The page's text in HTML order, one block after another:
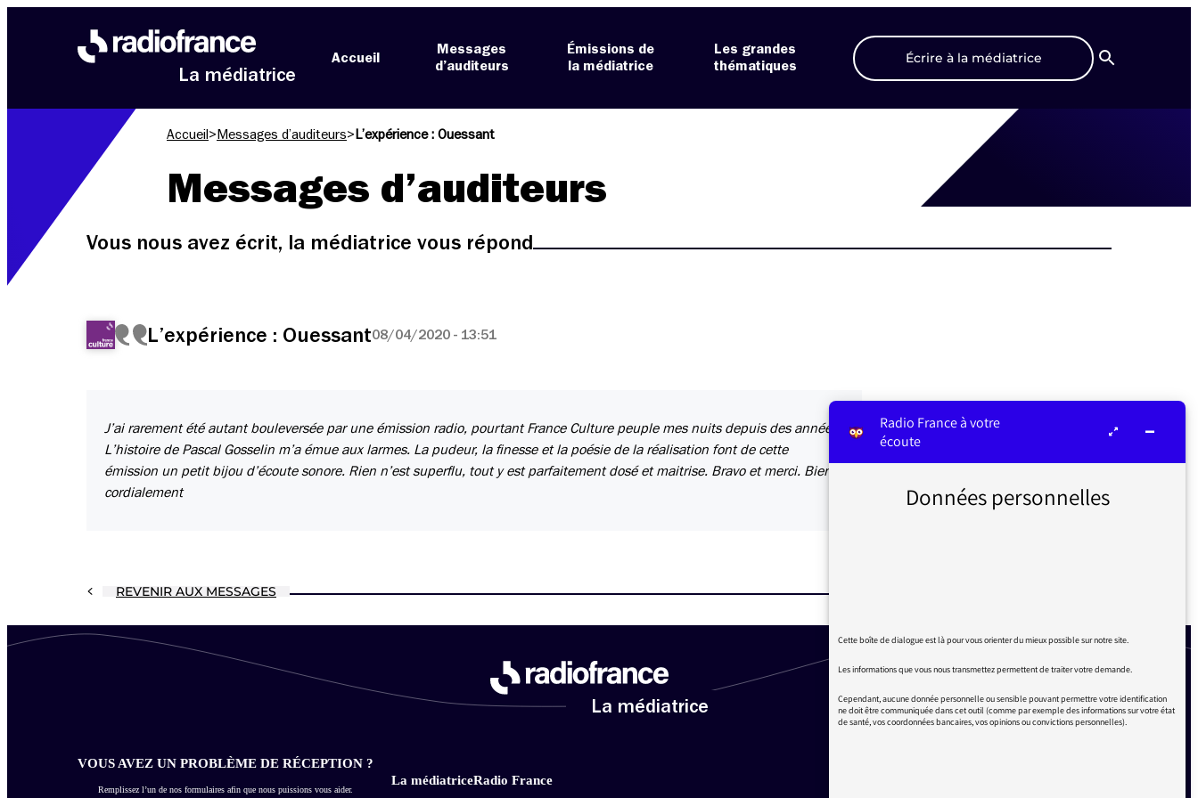
La médiatrice
Accueil
Messages
d’auditeurs
Émissions de
la médiatrice
Les grandes
thématiques
Écrire à la médiatrice
Recherche
Accueil > Messages d’auditeurs> L’expérience : Ouessant
Messages d’auditeurs
Vous nous avez écrit, la médiatrice vous répond
L’expérience : Ouessant08/04/2020 - 13:51
J’ai rarement été autant bouleversée par une émission radio, pourtant France Culture peuple mes nuits depuis des années.
L’histoire de Pascal Gosselin m’a émue aux larmes. La pudeur, la finesse et la poésie de la réalisation font de cette
émission un petit bijou d’écoute sonore. Rien n’est superflu, tout y est parfaitement dosé et maitrise. Bravo et merci. Bien
cordialement
REVENIR AUX MESSAGES
La médiatrice
VOUS AVEZ UN PROBLÈME DE RÉCEPTION ?
Remplissez l’un de nos formulaires afin que nous puissions vous aider.
La médiatriceRadio France
Radio France à votre
écoute
Données personnelles
Cette boîte de dialogue est là pour vous orienter du mieux possible sur notre site.
Les informations que vous nous transmettez permettent de traiter votre demande.
Cependant, aucune donnée personnelle ou sensible pouvant permettre votre identification
ne doit être communiquée dans cet outil (comme par exemple des informations sur votre état
de santé, vos coordonnées bancaires, vos opinions ou convictions personnelles).